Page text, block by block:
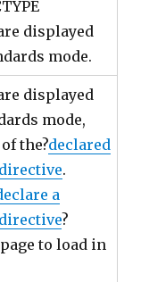
displayed
mode.
displayed
mode,
the?declared
directive.
a
directive?
to load in